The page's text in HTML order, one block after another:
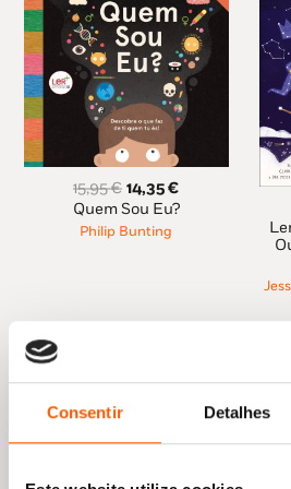
Consentir Detalhes
15,95€ O
preço
original
14,35€O
preço
Quem Sou Eu?
Philip Bunting